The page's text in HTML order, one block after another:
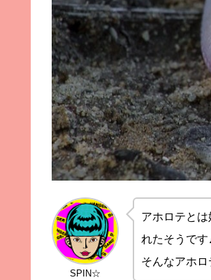
SPIN☆
アホロテと
れたそうです
そんなアホロ